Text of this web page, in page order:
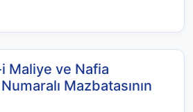
Maliye ve Nafia
Mazbatasının